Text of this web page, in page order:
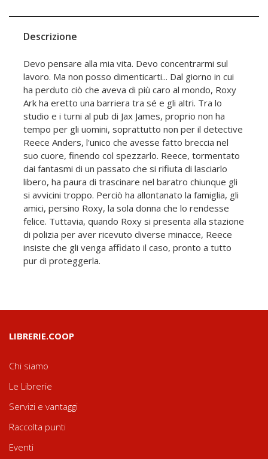
Descrizione
Devo pensare alla mia vita. Devo concentrarmi sul
lavoro. Ma non posso dimenticarti... Dal giorno in cui
ha perduto ciò che aveva di più caro al mondo, Roxy
Ark ha eretto una barriera tra sé e gli altri. Tra lo
studio e i turni al pub di Jax James, proprio non ha
tempo per gli uomini, soprattutto non per il detective
Reece Anders, l'unico che avesse fatto breccia nel
suo cuore, finendo col spezzarlo. Reece, tormentato
dai fantasmi di un passato che si rifiuta di lasciarlo
libero, ha paura di trascinare nel baratro chiunque gli
si avvicini troppo. Perciò ha allontanato la famiglia, gli
amici, persino Roxy, la sola donna che lo rendesse
felice. Tuttavia, quando Roxy si presenta alla stazione
di polizia per aver ricevuto diverse minacce, Reece
insiste che gli venga affidato il caso, pronto a tutto
pur di proteggerla.
LIBRERIE.COOP
Chi siamo
Le Librerie
Servizi e vantaggi
Raccolta punti
Eventi